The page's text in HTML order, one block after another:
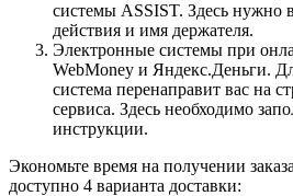
системы ASSIST. Здесь нужно
действия и имя держателя.
Электронные системы при
WebMoney и Яндекс.Деньги.
система перенаправит вас на
сервиса. Здесь необходимо
инструкции.
Экономьте время на получении
доступно 4 варианта доставки: